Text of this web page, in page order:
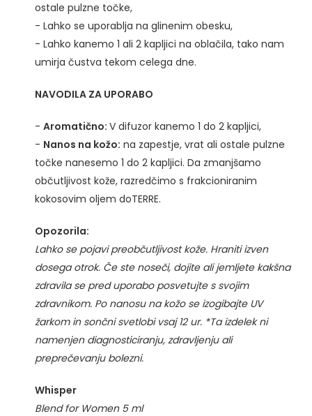
ostale pulzne točke,
- Lahko se uporablja na glinenim obesku,
- Lahko kanemo 1 ali 2 kapljici na oblačila, tako nam
umirja čustva tekom celega dne.
NAVODILA ZA UPORABO
- Aromatično: V difuzor kanemo 1 do 2 kapljici,
- Nanos na kožo: na zapestje, vrat ali ostale pulzne
točke nanesemo 1 do 2 kapljici. Da zmanjšamo
občutljivost kože, razredčimo s frakcioniranim
kokosovim oljem doTERRE.
Opozorila:
Lahko se pojavi preobčutljivost kože. Hraniti izven
dosega otrok. Če ste noseči, dojite ali jemljete kakšna
zdravila se pred uporabo posvetujte s svojim
zdravnikom. Po nanosu na kožo se izogibajte UV
žarkom in sončni svetlobi vsaj 12 ur. *Ta izdelek ni
namenjen diagnosticiranju, zdravljenju ali
preprečevanju bolezni.
Whisper
Blend for Women 5 ml